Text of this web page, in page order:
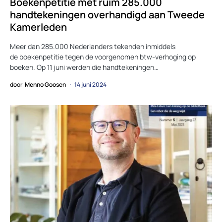
handtekeningen overhandigd aan Tweede
Kamerleden
Meer dan 285.000 Nederlanders tekenden inmiddels
de boekenpetitie tegen de voorgenomen btw-verhoging op
boeken. Op 11 juni werden die handtekeningen…
door Menno Goosen 14 juni 2024